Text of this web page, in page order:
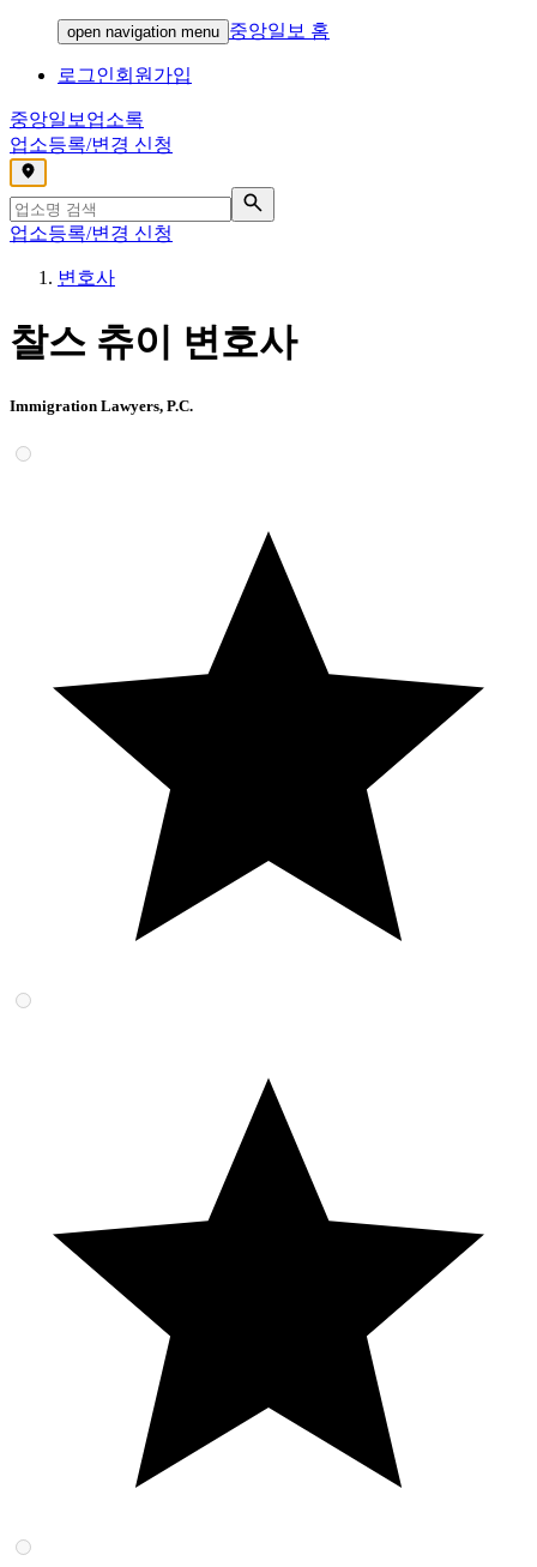
open navigation menu 중앙일보 홈
로그인회원가입
중앙일보 업소록
업소등록/변경 신청
,
업소등록/변경 신청
변호사
찰스 츄이 변호사
Immigration Lawyers, P.C.